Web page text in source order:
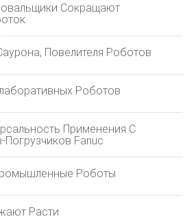
Сокращают
Повелителя Роботов
Роботов
Применения С
Fanuc
Роботы
Расти